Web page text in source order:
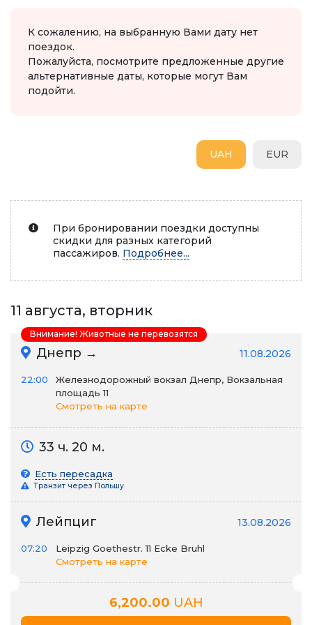
К сожалению, на выбранную Вами дату нет
поездок.
Пожалуйста, посмотрите предложенные другие
альтернативные даты, которые могут Вам
подойти.
EUR
UAH
При бронировании поездки доступны
скидки для разных категорий
пассажиров. Подробнее...
11 августа, вторник
Днепр → 11.08.2026
22:00
Железнодорожный вокзал Днепр, Вокзальная
площадь 11
Смотреть на карте
33 ч. 20 м.
Есть пересадка
Транзит через Польшу
Лейпциг 13.08.2026
07:20
Leipzig Goethestr. 11 Ecke Bruhl
Смотреть на карте
6,200.00 UAH
Внимание! Животные не перевозятся